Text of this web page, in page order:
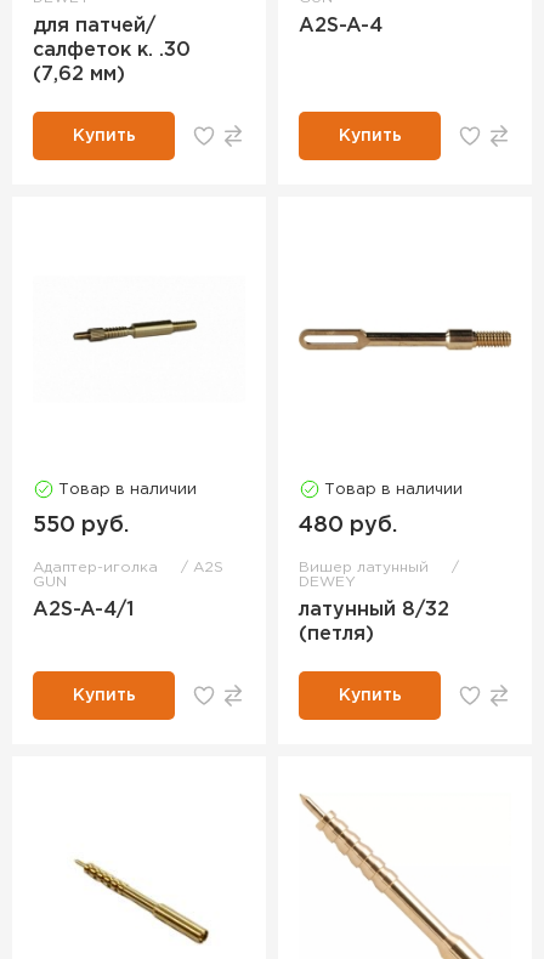
для патчей/
салфеток к. .30
(7,62 мм)
Купить
A2S-A-4
Купить
Товар в наличии
550 руб.
Адаптер-иголка
A2S
GUN
A2S-A-4/1
Купить
Товар в наличии
480 руб.
Вишер латунный
DEWEY
латунный 8/32
(петля)
Купить